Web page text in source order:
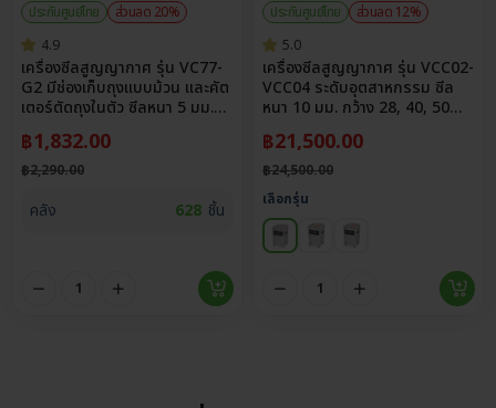
ประกันศูนย์ไทย
ส่วนลด 20%
4.9
เครื่องซีลสูญญากาศ รุ่น VC77-
G2 มีช่องเก็บถุงแบบม้วน และคัต
เตอร์ตัดถุงในตัว ซีลหนา 5 มม.
฿1,832.00
฿2,290.00
คลัง 628 ชิ้น
ประกันศูนย์ไทย
ส่วนลด 12%
5.0
เครื่องซีลสูญญากาศ รุ่น VCC02-
VCC04 ระดับอุตสาหกรรม ซีล
หนา 10 มม. กว้าง 28, 40, 50
฿21,500.00
฿24,500.00
เลือกรุ่น